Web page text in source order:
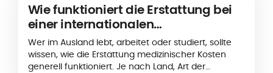
Wie funktioniert die Erstattung bei
einer internationalen
Krankenversicherung?
Wer im Ausland lebt, arbeitet oder studiert, sollte
wissen, wie die Erstattung medizinischer Kosten
generell funktioniert. Je nach Land, Art der